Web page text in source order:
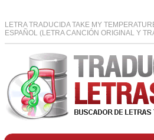
LETRA TRADUCIDA TAKE MY
ESPAÑOL (LETRA CANCIÓN ORIGINAL Y